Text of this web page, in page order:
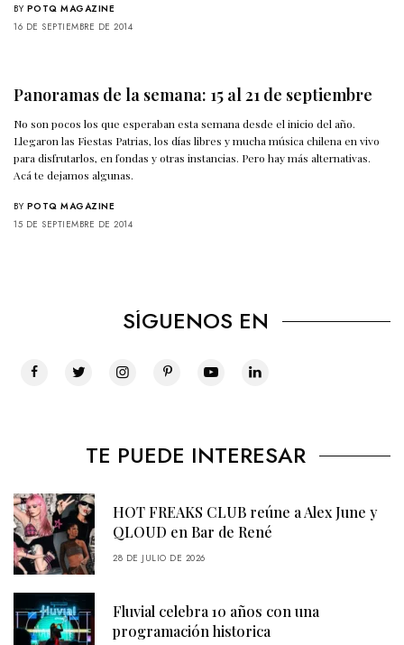
BY POTQ MAGAZINE
16 DE SEPTIEMBRE DE 2014
Panoramas de la semana: 15 al 21 de septiembre
No son pocos los que esperaban esta semana desde el inicio del año.
Llegaron las Fiestas Patrias, los días libres y mucha música chilena en vivo
para disfrutarlos, en fondas y otras instancias. Pero hay más alternativas.
Acá te dejamos algunas.
BY POTQ MAGAZINE
15 DE SEPTIEMBRE DE 2014
SÍGUENOS EN
TE PUEDE INTERESAR
HOT FREAKS CLUB reúne a Alex June y
QLOUD en Bar de René
28 DE JULIO DE 2026
Fluvial celebra 10 años con una
programación historica